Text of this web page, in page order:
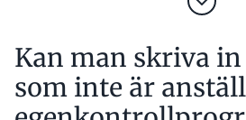
Kan man skriva
som inte är